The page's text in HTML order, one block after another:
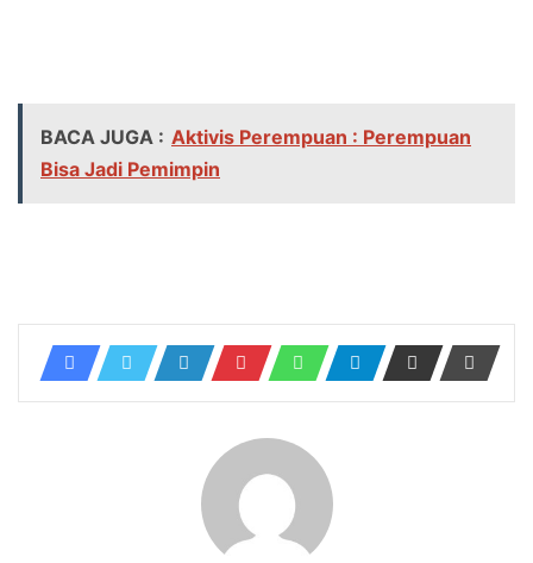
BACA JUGA : Aktivis Perempuan : Perempuan
Bisa Jadi Pemimpin